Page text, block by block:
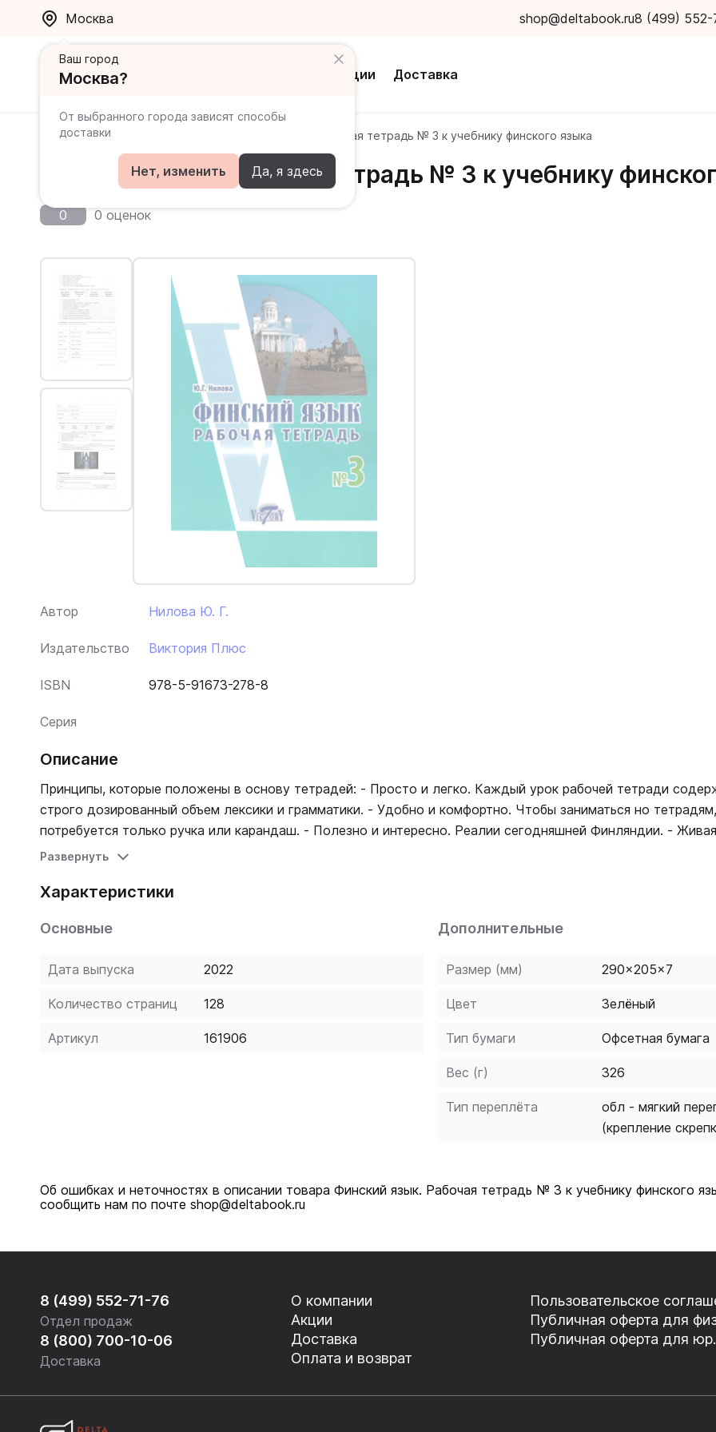
Москва shop@deltabook.ru8 (499) 552-
Акции Доставка
Ваш город
Москва?
От выбранного города зависят способы
доставки
Нет, изменить Да, я здесь
Главная Каталог Финский язык. Рабочая тетрадь № 3 к учебнику финского языка
Финский язык. Рабочая тетрадь № 3 к учебнику
0 0 оценок
Автор Нилова Ю. Г.
Издательство Виктория Плюс
ISBN 978-5-91673-278-8
Серия
Описание
Принципы, которые положены в основу тетрадей: - Просто и легко. Каждый урок рабочей тетради
строго дозированный объем лексики и грамматики. - Удобно и комфортно. Чтобы заниматься но тетрадям,
потребуется только ручка или карандаш. - Полезно и интересно. Реалии сегодняшней Финляндии. -
актуальная современная лексика. - Проверенная и отработанная система преподавания. В качестве источника
текстов для чтения может быть рекомендован "Учебник финского языка" (издание 4-е, исправленное и
Развернуть
Характеристики
Основные
Дата выпуска 2022
Количество страниц 128
Артикул 161906
Дополнительные
Размер (мм) 290x205x7
Цвет Зелёный
Тип бумаги Офсетная бумага
Вес (г) 326
Тип переплёта
обл - мягкий
(крепление
Об ошибках и неточностях в описании товара Финский язык. Рабочая тетрадь № 3 к учебнику финского
сообщить нам по почте shop@deltabook.ru
8 (499) 552-71-76
Отдел продаж
8 (800) 700-10-06
Доставка
О компании
Акции
Доставка
Оплата и возврат
Пользовательское
Публичная оферта для
Публичная оферта для